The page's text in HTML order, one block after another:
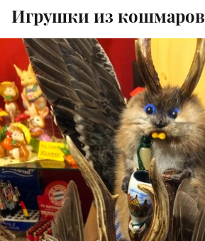
Игрушки из кошмаров